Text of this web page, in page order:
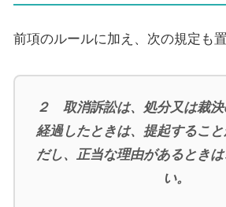
前項のルールに加え、次の規定も
２ 取消訴訟は、処分又は裁決
経過したときは、提起するこ
だし、正当な理由があるとき
い。